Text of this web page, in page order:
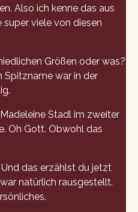
Also ich kenne das aus
super viele von diesen
Größen oder was?
Spitzname war in der
Stadl im zweiter
Oh Gott. Obwohl das
das erzählst du jetzt
natürlich rausgestellt.